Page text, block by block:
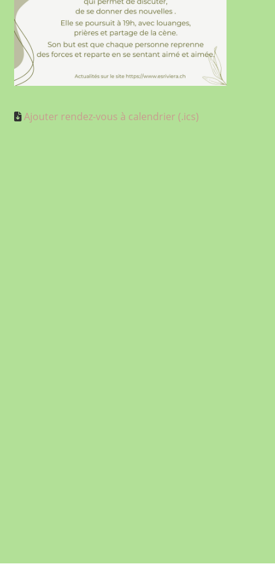
Ajouter rendez-vous à calendrier (.ics)